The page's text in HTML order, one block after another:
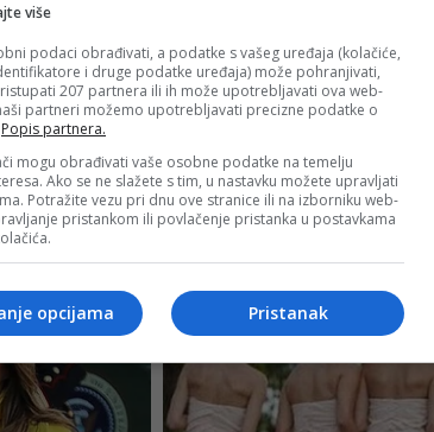
više
podaci obrađivati, a podatke s vašeg uređaja (kolačiće,
i druge podatke uređaja) može pohranjivati,
207 partnera ili ih može upotrebljavati ova web-
partneri možemo upotrebljavati precizne podatke o
Popis partnera.
mogu obrađivati vaše osobne podatke na temelju
Ako se ne slažete s tim, u nastavku možete upravljati
Potražite vezu pri dnu ove stranice ili na izborniku web-
pristankom ili povlačenje pristanka u postavkama
Pristanak
opcijama